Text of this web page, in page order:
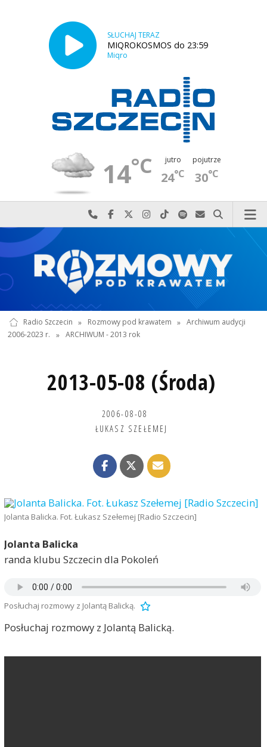
SŁUCHAJ TERAZ
MIQROKOSMOS do 23:59
Miqro
14°C jutro
24°C
pojutrze
30°C
Najlepiej po prostu do nas zadzwoń
Odwiedź nas na Facebook-u
Odwiedź nas na X
Odwiedź nas na Instagram-ie
Odwiedź nas na TikTok-u
Szukaj nas na Spotify
Wyślij do nas
Szukaj
Radio Szczecin » Rozmowy pod krawatem » Archiwum audycji
2006-2023 r.
» ARCHIWUM - 2013 rok
2013-05-08 (Środa)
2006-08-08
ŁUKASZ SZEŁEMEJ
Jolanta Balicka. Fot. Łukasz Szełemej [Radio Szczecin]
Jolanta Balicka
randa klubu Szczecin dla Pokoleń
Posłuchaj rozmowy z Jolantą Balicką.
Posłuchaj rozmowy z Jolantą Balicką.